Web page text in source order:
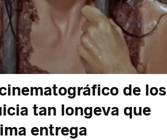
de los
tan longeva que
entrega